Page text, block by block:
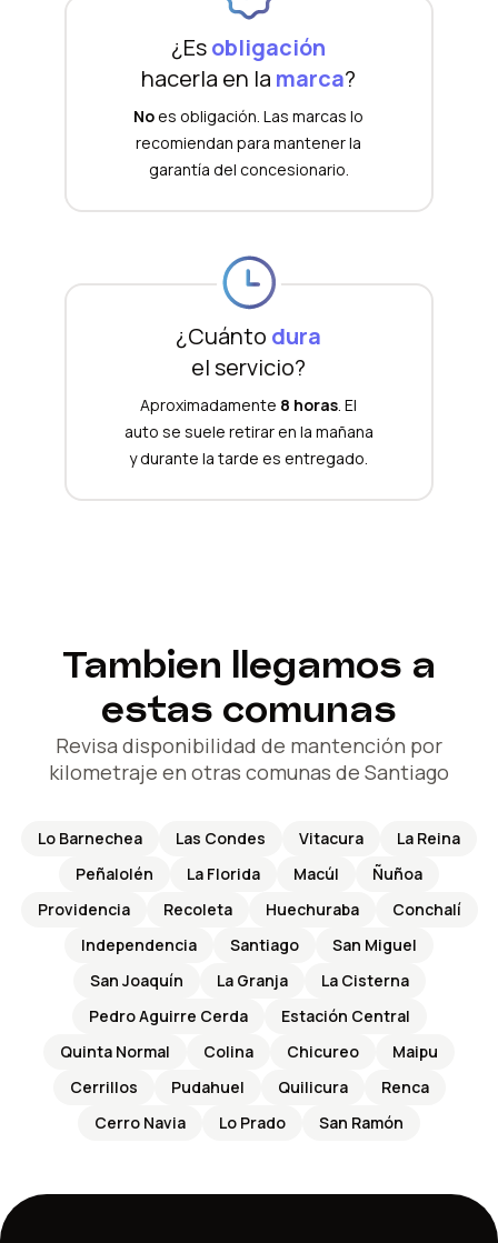
¿Esobligación
hacerla en la marca?
Noes obligación. Las marcas lo
recomiendan para mantener la
garantía del concesionario.
¿Cuánto dura
el servicio?
Aproximadamente 8 horas . El
auto se suele retirar en la mañana
y durante la tarde es entregado.
Tambien llegamos a
estas comunas
Revisa disponibilidad de mantención por
kilometraje en otras comunas de Santiago
Lo Barnechea Las Condes Vitacura
La Reina
Peñalolén
La Florida Macúl
Ñuñoa
Providencia
Recoleta Huechuraba
Conchalí
Independencia
Santiago
San Miguel
San Joaquín
La Granja
La Cisterna
Pedro Aguirre Cerda
Estación Central
Quinta Normal
Colina Chicureo
Maipu
Cerrillos
Pudahuel Quilicura
Renca
Cerro Navia
Lo Prado San Ramón